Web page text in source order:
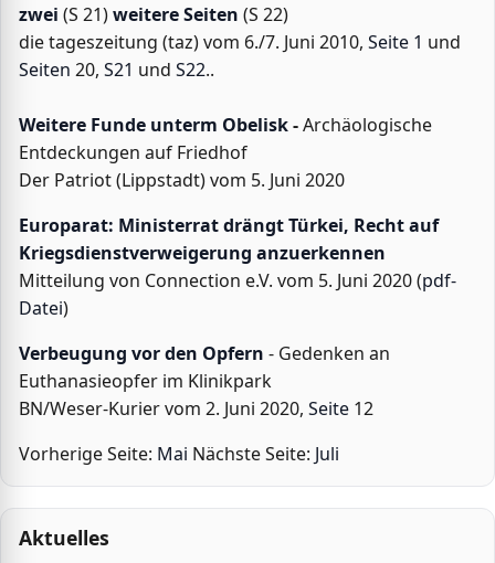
zwei (S 21)weitere Seiten (S 22)
die tageszeitung (taz) vom 6./7. Juni 2010, Seite 1 und
Seiten 20, S21 und S22..
Weitere Funde unterm Obelisk-Archäologische
Entdeckungen auf Friedhof
Der Patriot (Lippstadt) vom 5. Juni 2020
Europarat: Ministerrat drängt Türkei, Recht auf
Kriegsdienstverweigerung anzuerkennen
Mitteilung von Connection e.V. vom 5. Juni 2020 (pdf-
Datei)
Verbeugung vor den Opfern - Gedenken an
Euthanasieopfer im Klinikpark
BN/Weser-Kurier vom 2. Juni 2020, Seite 12
Vorherige Seite: Mai Nächste Seite: Juli
Aktuelles